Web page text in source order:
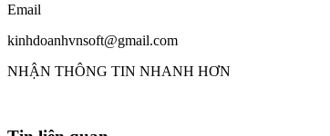
Email
kinhdoanhvnsoft@gmail.com
NHẬN THÔNG TIN NHANH HƠN